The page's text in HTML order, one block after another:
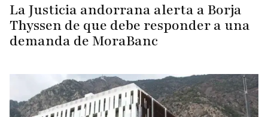
La Justicia andorrana alerta a Borja
Thyssen de que debe responder a una
demanda de MoraBanc